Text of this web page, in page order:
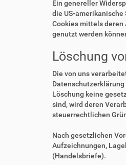
Ein genereller
die US-amerikanische
Cookies mittels deren
genutzt werden
Löschung
Die von uns
Löschung keine
sind, wird deren
steuerrechtlichen
Nach gesetzlichen
Aufzeichnungen,
(Handelsbriefe).